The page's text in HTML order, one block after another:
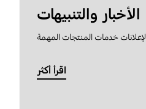
الأخبار والتنبيهات
لإعلانات خدمات المنتجات المهمة
اقرأ أكثر